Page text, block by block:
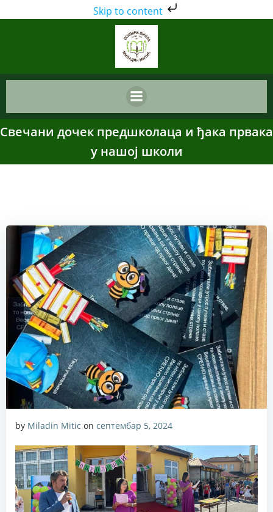
Skip to content
Skip
to
content
Свечани дочек предшколаца и ђака првака
у нашој школи
by Miladin Mitic on септембар 5, 2024